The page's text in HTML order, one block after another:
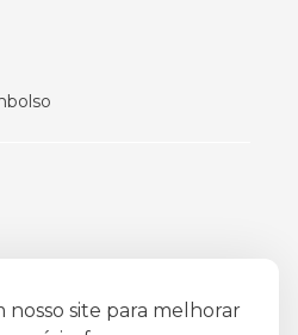
nosso site para melhorar